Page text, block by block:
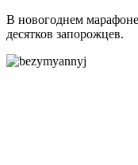
В новогоднем
десятков запорожцев.